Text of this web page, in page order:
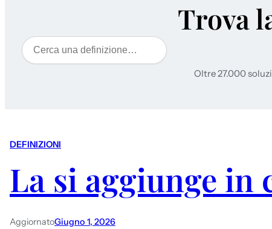
Trova
Cerca
Oltre 27.000
DEFINIZIONI
La si aggiunge in
AggiornatoGiugno 1, 2026